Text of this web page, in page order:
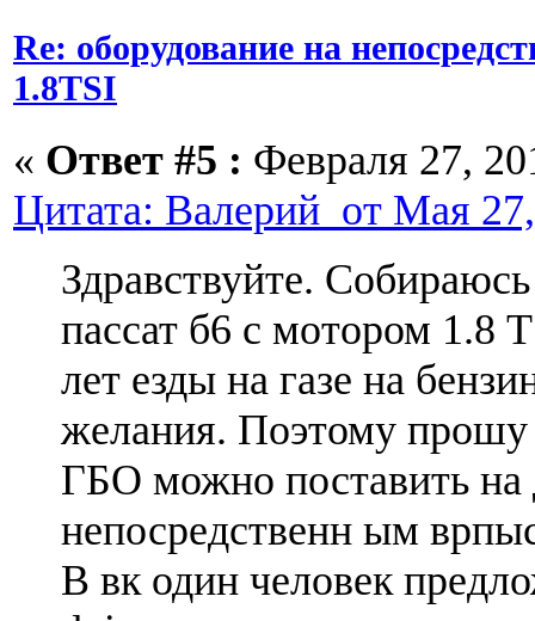
Re: оборудование на
1.8TSI
« Ответ #5 : Февраля 27,
Цитата: Валерий от Мая
Здравствуйте.
пассат б6 с мотором 1.8
лет езды на газе на
желания. Поэтому прошу
ГБО можно поставить
непосредственн ым
В вк один человек